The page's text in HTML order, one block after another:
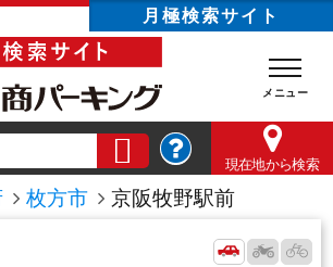
月極検索サイト
現在地から検索
枚方市 京阪牧野駅前